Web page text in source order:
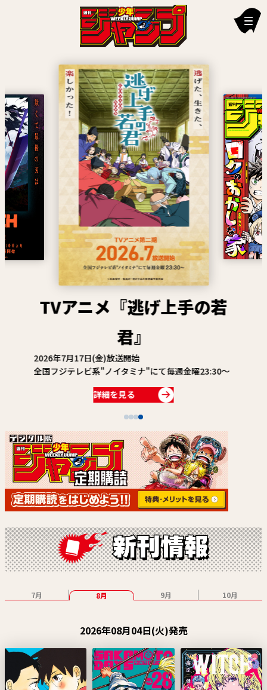
新刊情報
編集部からのお知らせ
お知らせ
連載作品
雑誌
定期購読
イチオシ情報
漫画賞
関連リンク
TVアニメ『逃げ上手の若
君』
2026年7月17日(金)放送開始
全国フジテレビ系"ノイタミナ"にて毎週金曜23:30～
詳細を見る
7月 8月 9月 10月
2026年08月04日(火)発売